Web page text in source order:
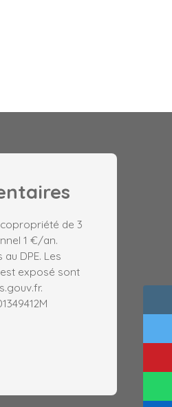
de 3
1 €/an.
DPE. Les
exposé sont